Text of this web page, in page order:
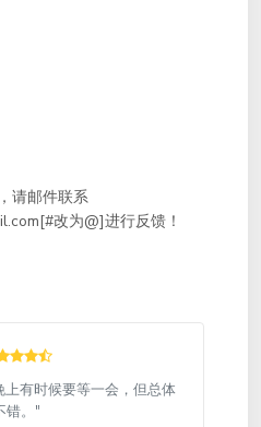
请邮件联系
改为@]进行反馈！
有时候要等一会，但总体
错。"